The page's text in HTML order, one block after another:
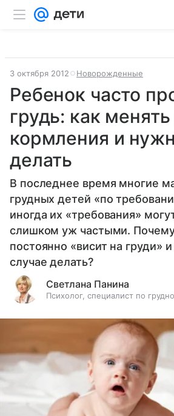
3 октября 2012 Новорожденные
Ребенок часто
грудь: как
кормления и
делать
В последнее время многие
грудных детей «по
иногда их «требования»
слишком уж частыми.
постоянно «висит на груди»
случае делать?
Светлана Панина
Психолог, специалист по